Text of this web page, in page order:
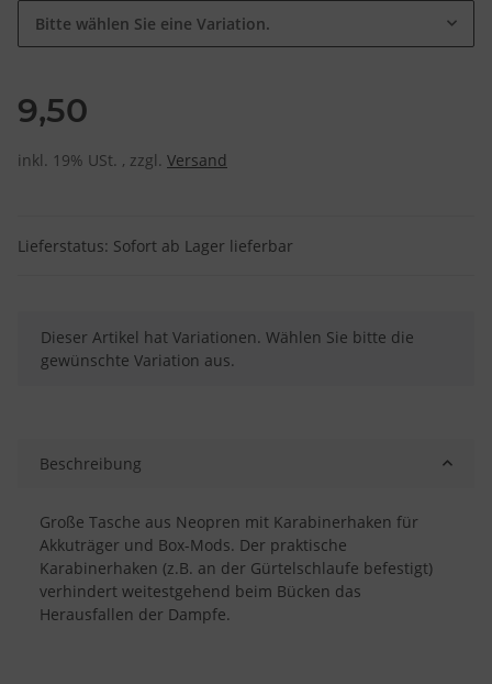
Bitte wählen Sie eine Variation.
9,50
inkl. 19% USt. , zzgl. Versand
Lieferstatus: Sofort ab Lager lieferbar
x
Dieser Artikel hat Variationen. Wählen Sie bitte die
gewünschte Variation aus.
Beschreibung
Große Tasche aus Neopren mit Karabinerhaken für
Akkuträger und Box-Mods. Der praktische
Karabinerhaken (z.B. an der Gürtelschlaufe befestigt)
verhindert weitestgehend beim Bücken das
Herausfallen der Dampfe.